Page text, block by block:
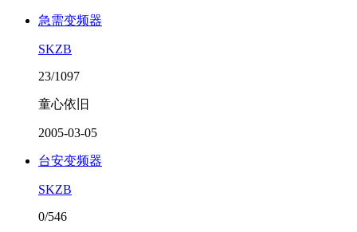
急需变频器
SKZB
23/1097
童心依旧
2005-03-05
台安变频器
SKZB
0/546